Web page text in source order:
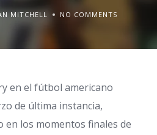
MITCHELL NO COMMENTS
en el fútbol americano
de última instancia,
en los momentos finales de